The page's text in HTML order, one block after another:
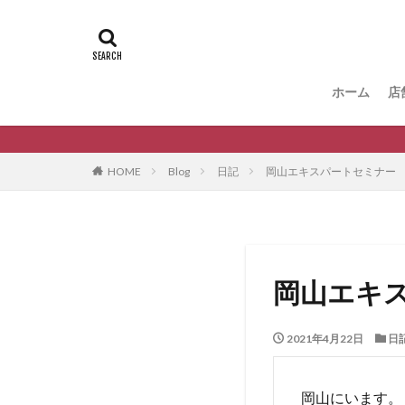
ホーム 店
HOME Blog 日記 岡山エキスパートセミナ
岡山エキ
2021年4月22日 日
岡山にいます。